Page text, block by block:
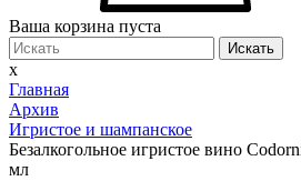
Ваша корзина пуста
Искать
x
Главная
Архив
Игристое и шампанское
Безалкогольное игристое вино
мл